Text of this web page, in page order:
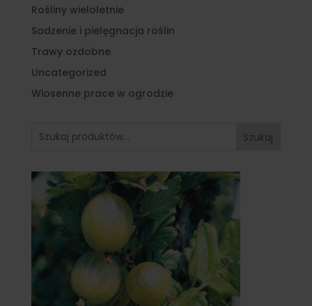
Rośliny wieloletnie
Sadzenie i pielęgnacja roślin
Trawy ozdobne
Uncategorized
Wiosenne prace w ogrodzie
Szukaj